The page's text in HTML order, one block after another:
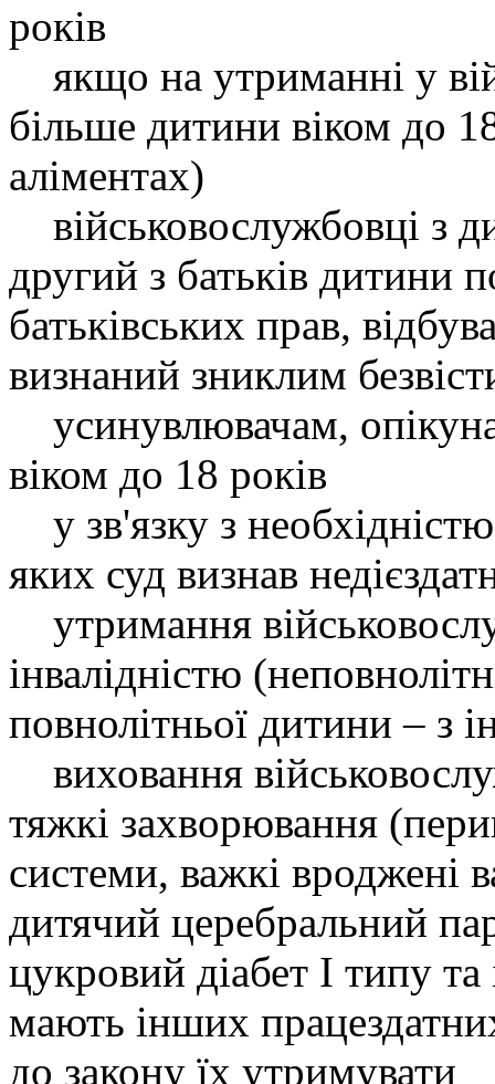
років
якщо на утриманні у
більше дитини віком до
аліментах)
військовослужбовці з
другий з батьків дитини
батьківських прав,
визнаний зниклим
усинувлювачам,
віком до 18 років
у зв'язку з
яких суд визнав
утримання
інвалідністю
повнолітньої дитини – з
виховання
тяжкі захворювання
системи, важкі вроджені
дитячий церебральний
цукровий діабет I типу
мають інших
до закону їх утримувати